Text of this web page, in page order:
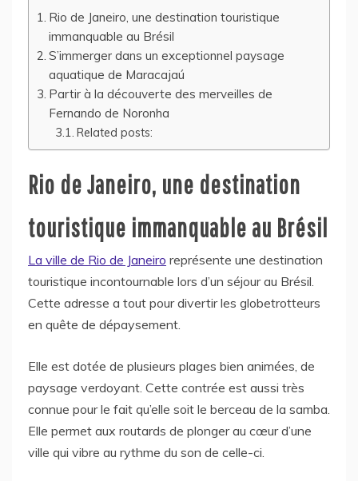
Rio de Janeiro, une destination touristique
immanquable au Brésil
S’immerger dans un exceptionnel paysage
aquatique de Maracajaú
Partir à la découverte des merveilles de
Fernando de Noronha
Related posts:
Rio de Janeiro, une destination
touristique immanquable au Brésil
La ville de Rio de Janeiro représente une destination
touristique incontournable lors d’un séjour au Brésil.
Cette adresse a tout pour divertir les globetrotteurs
en quête de dépaysement.
Elle est dotée de plusieurs plages bien animées, de
paysage verdoyant. Cette contrée est aussi très
connue pour le fait qu’elle soit le berceau de la samba.
Elle permet aux routards de plonger au cœur d’une
ville qui vibre au rythme du son de celle-ci.